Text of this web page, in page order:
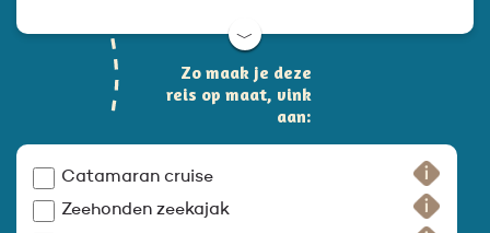
﹀
Zo maak je deze
reis op maat, vink
aan:
Catamaran cruise
Zeehonden zeekajak